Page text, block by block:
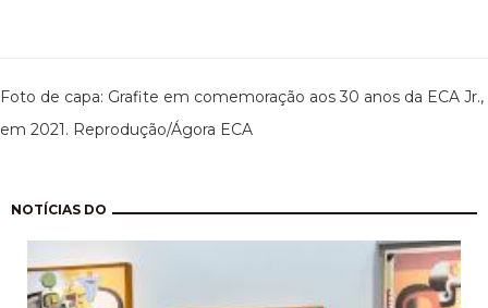
Foto de capa: Grafite em comemoração aos 30 anos da ECA Jr.,
em 2021. Reprodução/Ágora ECA
NOTÍCIAS DO
Paginação